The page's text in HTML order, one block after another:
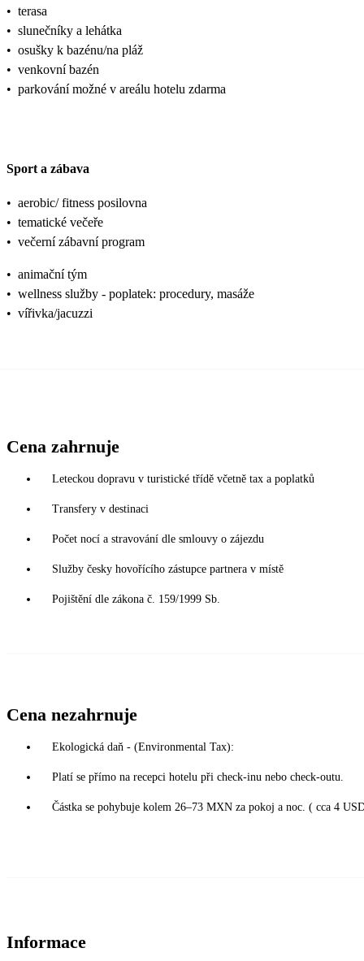
• terasa
• slunečníky a lehátka
• osušky k bazénu/na pláž
• venkovní bazén
• parkování možné v areálu hotelu zdarma
Sport a zábava
• aerobic/ fitness posilovna
• tematické večeře
• večerní zábavní program
• animační tým
• wellness služby - poplatek: procedury, masáže
• vířivka/jacuzzi
Cena zahrnuje
Leteckou dopravu v turistické třídě včetně tax a poplatků
Transfery v destinaci
Počet nocí a stravování dle smlouvy o zájezdu
Služby česky hovořícího zástupce partnera v místě
Pojištění dle zákona č. 159/1999 Sb.
Cena nezahrnuje
Ekologická daň - (Environmental Tax):
Platí se přímo na recepci hotelu při check-inu nebo check-outu.
Částka se pohybuje kolem 26–73 MXN za pokoj a noc. ( cca 4
Informace